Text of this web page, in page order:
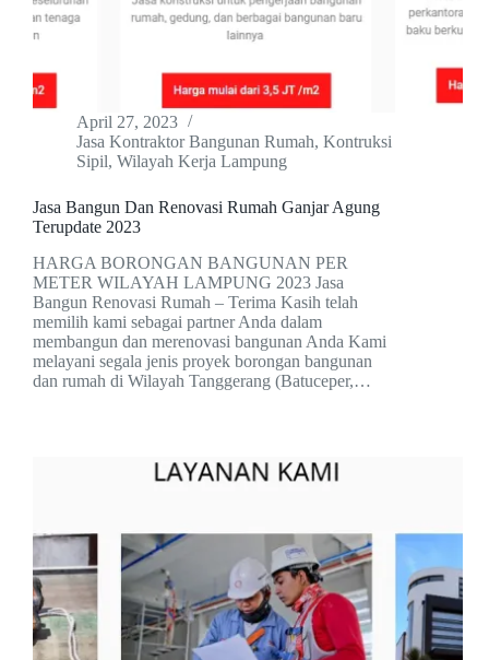
April 27, 2023
Jasa Kontraktor Bangunan Rumah, Kontruksi
Sipil, Wilayah Kerja Lampung
Jasa Bangun Dan Renovasi Rumah Ganjar Agung
Terupdate 2023
HARGA BORONGAN BANGUNAN PER
METER WILAYAH LAMPUNG 2023 Jasa
Bangun Renovasi Rumah – Terima Kasih telah
memilih kami sebagai partner Anda dalam
membangun dan merenovasi bangunan Anda Kami
melayani segala jenis proyek borongan bangunan
dan rumah di Wilayah Tanggerang (Batuceper,…